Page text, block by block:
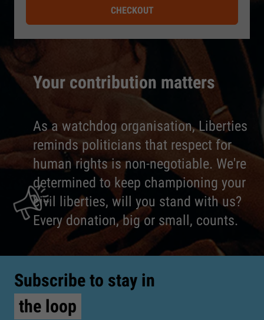
Your contribution matters
As a watchdog organisation, Liberties
reminds politicians that respect for
human rights is non-negotiable. We're
determined to keep championing your
civil liberties, will you stand with us?
Every donation, big or small, counts.
CHECKOUT
Subscribe to stay in
the loop